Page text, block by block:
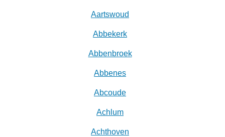
Aartswoud
Abbekerk
Abbenbroek
Abbenes
Abcoude
Achlum
Achthoven